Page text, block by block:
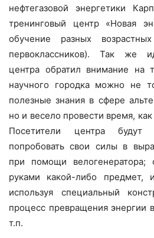
нефтегазовой энергетики
тренинговый центр «Новая
обучение разных
первоклассников). Так же
центра обратил внимание на
научного городка можно не
полезные знания в сфере
но и весело провести время,
Посетители центра будут
попробовать свои силы в
при помощи велогенератора;
руками какой-либо предмет,
используя специальный
процесс превращения энергии
т.п.